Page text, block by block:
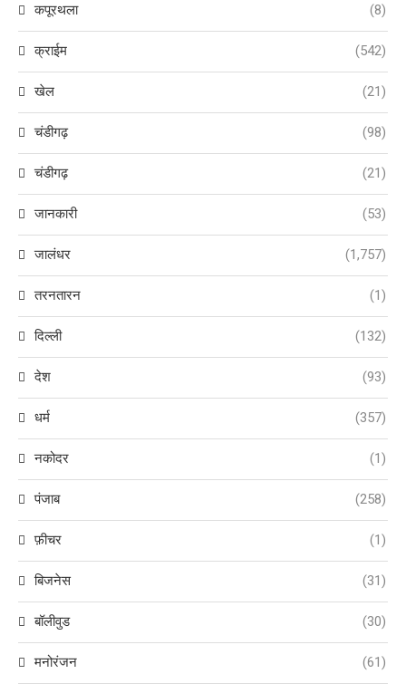
कपूरथला (8)
क्राईम (542)
खेल (21)
चंडीगढ़ (98)
चंडीगढ़ (21)
जानकारी (53)
जालंधर (1,757)
तरनतारन (1)
दिल्ली (132)
देश (93)
धर्म (357)
नकोदर (1)
पंजाब (258)
फ़ीचर (1)
बिजनेस (31)
बॉलीवुड (30)
मनोरंजन (61)